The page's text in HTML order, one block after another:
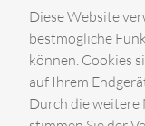
Diese Website
bestmögliche
können. Cookies
auf Ihrem
Durch die weitere
Datenschutz
Kontakt